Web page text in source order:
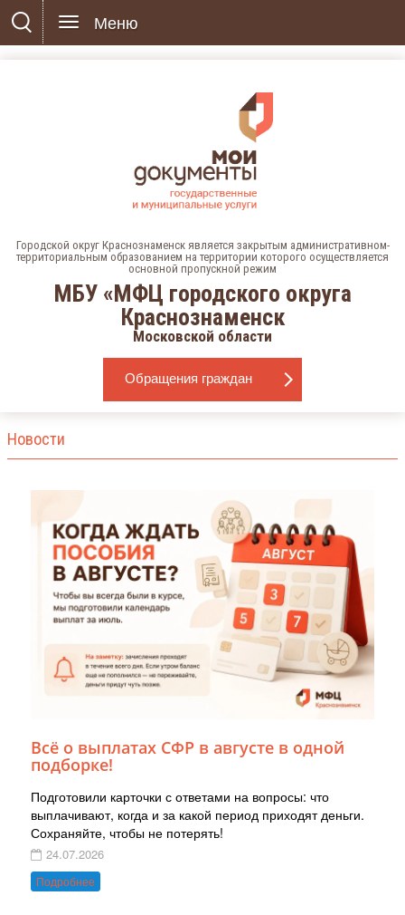
Меню
Городской округ Краснознаменск является закрытым административном-
территориальным образованием на территории которого осуществляется
основной пропускной режим
МБУ «МФЦ городского округа
Краснознаменск
Московской области
Обращения граждан
Новости
Всё о выплатах СФР в августе в одной
подборке!
Подготовили карточки с ответами на вопросы: что
выплачивают, когда и за какой период приходят деньги.
Сохраняйте, чтобы не потерять!
24.07.2026
Подробнее